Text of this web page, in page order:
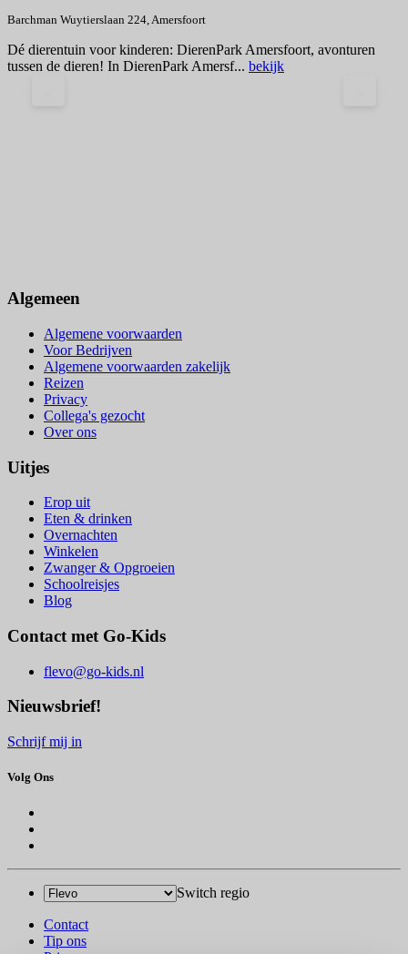
Barchman Wuytierslaan 224, Amersfoort
Dé dierentuin voor kinderen: DierenPark Amersfoort, avonturen
tussen de dieren! In DierenPark Amersf... bekijk
Algemeen
Algemene voorwaarden
Voor Bedrijven
Algemene voorwaarden zakelijk
Reizen
Privacy
Collega's gezocht
Over ons
Uitjes
Erop uit
Eten & drinken
Overnachten
Winkelen
Zwanger & Opgroeien
Schoolreisjes
Blog
Contact met Go-Kids
flevo@go-kids.nl
Nieuwsbrief!
Schrijf mij in
Volg Ons
Switch regio
Contact
Tip ons